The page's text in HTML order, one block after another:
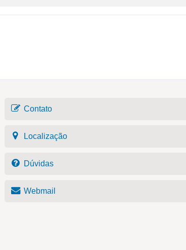
Contato
Localização
Dúvidas
Webmail